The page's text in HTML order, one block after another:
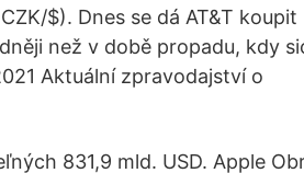
$). Dnes se dá AT&T koupit
než v době propadu, kdy
Aktuální zpravodajství o
831,9 mld. USD. Apple